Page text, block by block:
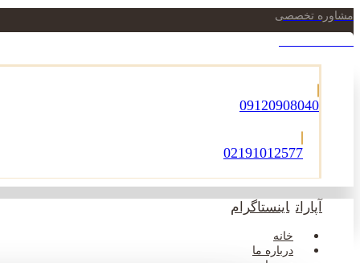
مشاوره تخصصی
09120908040
02191012577
آپارات اینستاگرام
خانه
درباره ما